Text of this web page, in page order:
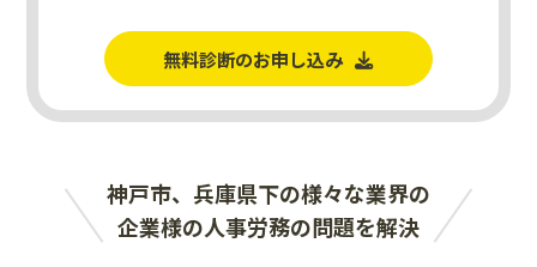
無料診断のお申し込み
神戸市、兵庫県下の様々な業界の
企業様の人事労務の問題を解決